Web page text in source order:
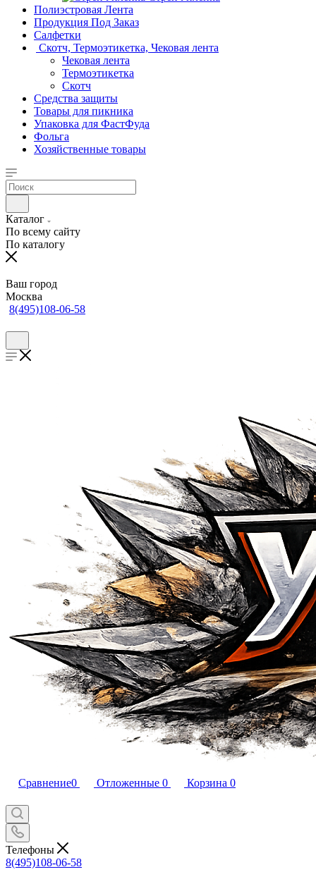
Полиэстровая Лента
Продукция Под Заказ
Салфетки
Скотч, Термоэтикетка, Чековая лента
Чековая лента
Термоэтикетка
Скотч
Средства защиты
Товары для пикника
Упаковка для ФастФуда
Фольга
Хозяйственные товары
Каталог
По всему сайту
По каталогу
Ваш город
Москва
8(495)108-06-58
Сравнение0 Отложенные 0 Корзина 0
Телефоны
8(495)108-06-58